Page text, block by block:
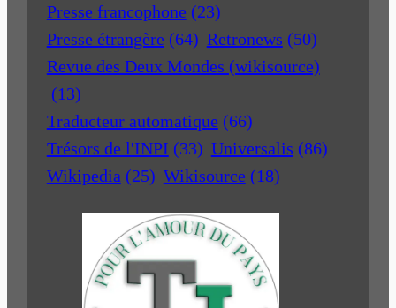
Presse francophone (23)
Presse étrangère (64) Retronews (50)
Revue des Deux Mondes (wikisource)
(13)
Traducteur automatique (66)
Trésors de l'INPI (33) Universalis (86)
Wikipedia (25) Wikisource (18)